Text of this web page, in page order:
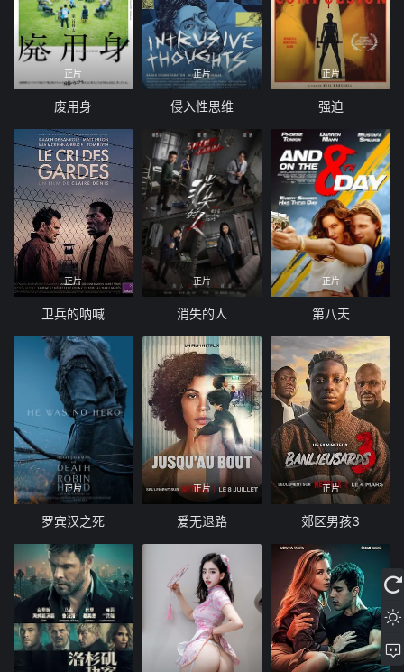
正片
废用身
正片
侵入性思维
正片
强迫
正片
卫兵的呐喊
正片
消失的人
正片
第八天
正片
罗宾汉之死
正片
爱无退路
正片
郊区男孩3